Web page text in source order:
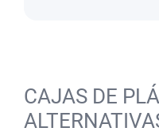
CAJAS DE